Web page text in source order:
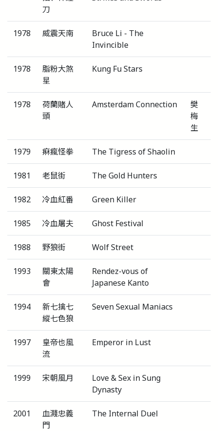
刀
1978 威震天南
Bruce Li - The
Invincible
1978
脂粉大煞
星
Kung Fu Stars
1978
荷蘭賭人
頭
Amsterdam Connection
樊
梅
生
1979 痳瘋怪拳 The Tigress of Shaolin
1981 老鼠街 The Gold Hunters
1982 冷血紅番 Green Killer
1985 冷血屠夫 Ghost Festival
1988 野狼街 Wolf Street
1993
關東太陽
會
Rendez-vous of
Japanese Kanto
1994
新七擒七
縱七色狼
Seven Sexual Maniacs
1997
皇帝也風
流
Emperor in Lust
1999 宋朝風月
Love & Sex in Sung
Dynasty
2001
血濺忠義
門
The Internal Duel